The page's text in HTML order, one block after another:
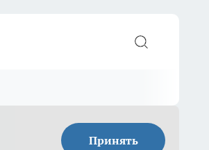
Принять